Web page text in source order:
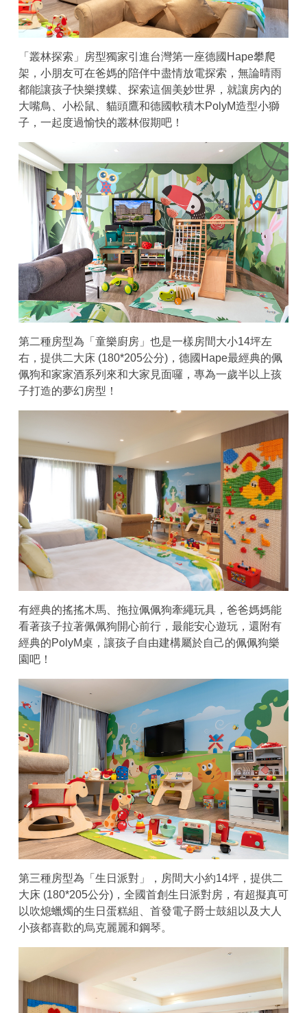
「叢林探索」房型獨家引進台灣第一座德國Hape攀爬
架，小朋友可在爸媽的陪伴中盡情放電探索，無論晴雨
都能讓孩子快樂撲蝶、探索這個美妙世界，就讓房內的
大嘴鳥、小松鼠、貓頭鷹和德國軟積木PolyM造型小獅
子，一起度過愉快的叢林假期吧！
第二種房型為「童樂廚房」也是一樣房間大小14坪左
右，提供二大床 (180*205公分)，德國Hape最經典的佩
佩狗和家家酒系列來和大家見面囉，專為一歲半以上孩
子打造的夢幻房型！
有經典的搖搖木馬、拖拉佩佩狗牽繩玩具，爸爸媽媽能
看著孩子拉著佩佩狗開心前行，最能安心遊玩，還附有
經典的PolyM桌，讓孩子自由建構屬於自己的佩佩狗樂
園吧！
第三種房型為「生日派對」，房間大小約14坪，提供二
大床 (180*205公分)，全國首創生日派對房，有超擬真可
以吹熄蠟燭的生日蛋糕組、首發電子爵士鼓組以及大人
小孩都喜歡的烏克麗麗和鋼琴。